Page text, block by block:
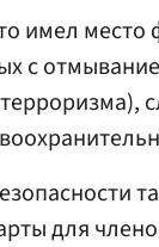
имел
с
для